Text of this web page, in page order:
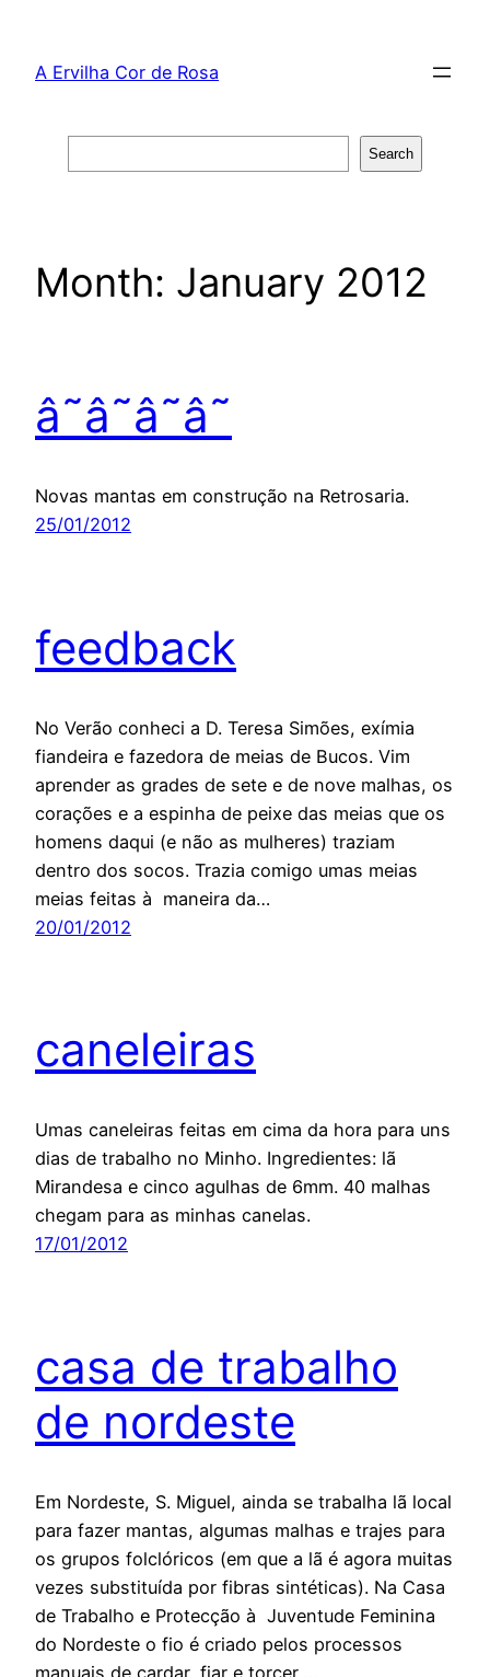
content
A Ervilha Cor de Rosa
Search
Month: January 2012
â˜â˜â˜â˜
Novas mantas em construção na Retrosaria.
25/01/2012
feedback
No Verão conheci a D. Teresa Simões, exímia
fiandeira e fazedora de meias de Bucos. Vim
aprender as grades de sete e de nove malhas, os
corações e a espinha de peixe das meias que os
homens daqui (e não as mulheres) traziam
dentro dos socos. Trazia comigo umas meias
meias feitas à maneira da…
20/01/2012
caneleiras
Umas caneleiras feitas em cima da hora para uns
dias de trabalho no Minho. Ingredientes: lã
Mirandesa e cinco agulhas de 6mm. 40 malhas
chegam para as minhas canelas.
17/01/2012
casa de trabalho
de nordeste
Em Nordeste, S. Miguel, ainda se trabalha lã local
para fazer mantas, algumas malhas e trajes para
os grupos folclóricos (em que a lã é agora muitas
vezes substituída por fibras sintéticas). Na Casa
de Trabalho e Protecção à Juventude Feminina
do Nordeste o fio é criado pelos processos